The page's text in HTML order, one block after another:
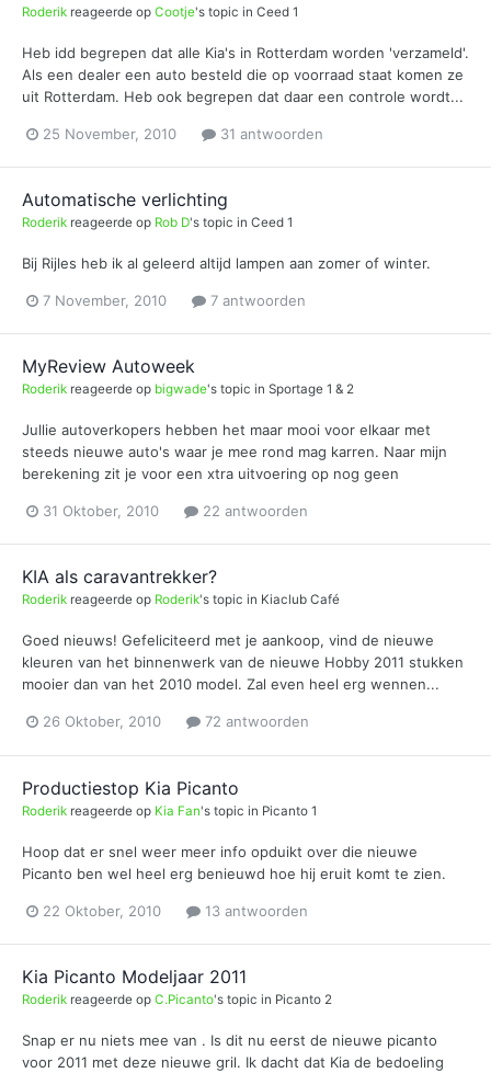
Roderik reageerde op Cootje's topic in Ceed 1
Heb idd begrepen dat alle Kia's in Rotterdam worden 'verzameld'.
Als een dealer een auto besteld die op voorraad staat komen ze
uit Rotterdam. Heb ook begrepen dat daar een controle wordt...
25 November, 2010 31 antwoorden
Automatische verlichting
Roderik reageerde op Rob D's topic in Ceed 1
Bij Rijles heb ik al geleerd altijd lampen aan zomer of winter.
7 November, 2010 7 antwoorden
MyReview Autoweek
Roderik reageerde op bigwade's topic in Sportage 1 & 2
Jullie autoverkopers hebben het maar mooi voor elkaar met
steeds nieuwe auto's waar je mee rond mag karren. Naar mijn
berekening zit je voor een xtra uitvoering op nog geen
31 Oktober, 2010 22 antwoorden
KIA als caravantrekker?
Roderik reageerde op Roderik's topic in Kiaclub Café
Goed nieuws! Gefeliciteerd met je aankoop, vind de nieuwe
kleuren van het binnenwerk van de nieuwe Hobby 2011 stukken
mooier dan van het 2010 model. Zal even heel erg wennen...
26 Oktober, 2010 72 antwoorden
Productiestop Kia Picanto
Roderik reageerde op Kia Fan's topic in Picanto 1
Hoop dat er snel weer meer info opduikt over die nieuwe
Picanto ben wel heel erg benieuwd hoe hij eruit komt te zien.
22 Oktober, 2010 13 antwoorden
Kia Picanto Modeljaar 2011
Roderik reageerde op C.Picanto's topic in Picanto 2
Snap er nu niets mee van . Is dit nu eerst de nieuwe picanto
voor 2011 met deze nieuwe gril. Ik dacht dat Kia de bedoeling